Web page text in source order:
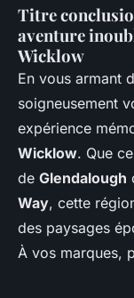
Titre
aventure
Wicklow
En vous armant
soigneusement
expérience
Wicklow. Que
de Glendalough
Way, cette
des paysages
À vos marques,